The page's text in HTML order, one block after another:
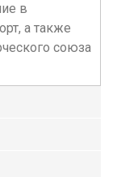
в
а также
союза